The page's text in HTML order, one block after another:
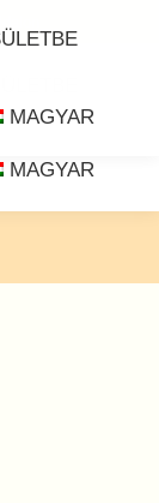
MAGYAR
MAGYAR